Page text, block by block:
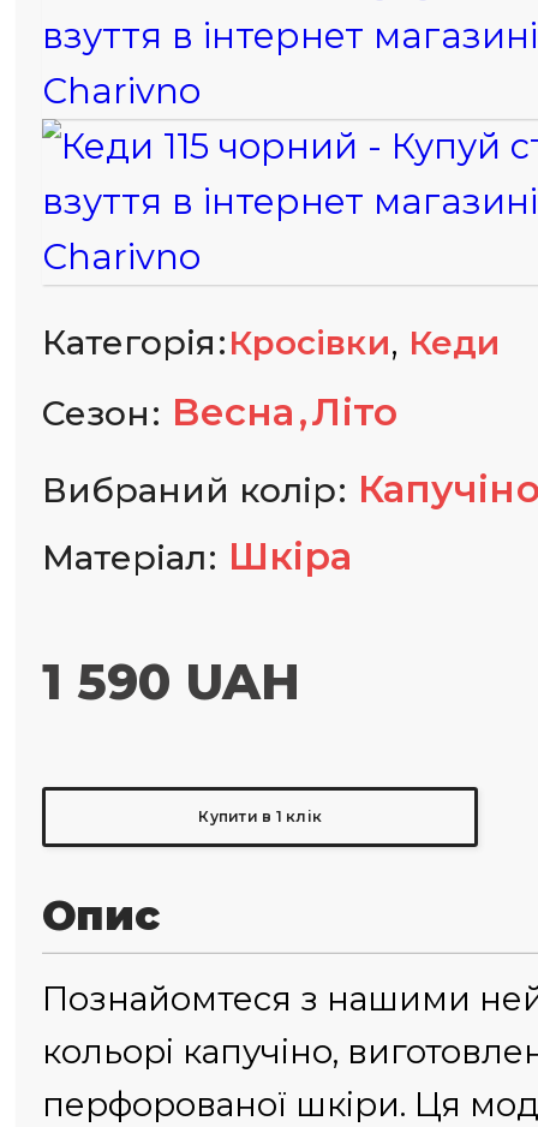
Категорія Кросівки, Кеди
Сезон
Весна Літо
Вибраний колір
Матеріал Шкіра
1 590 UAH
Купити в 1 клік
Опис
Познайомтеся з нашими
кольорі капучіно,
перфорованої шкіри. Ця